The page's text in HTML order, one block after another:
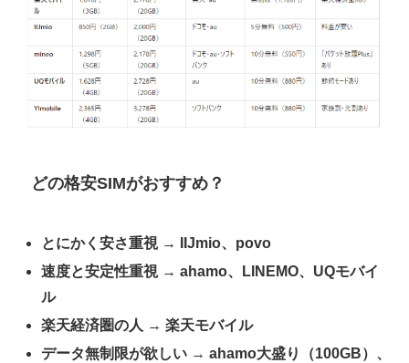
どの格安SIMがおすすめ？
とにかく安さ重視→
IIJmio、povo
速度と安定性重視→ahamo、LINEMO、UQモバイ
ル
楽天経済圏の人 →楽天モバイル
データ無制限が欲しい →ahamo大盛り（100GB）、